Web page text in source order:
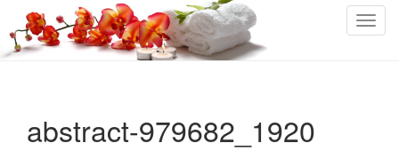
T
abstract-979682_1920